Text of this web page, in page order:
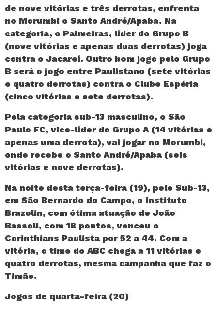
de nove vitórias e três derrotas, enfrenta
no Morumbi o Santo André/Apaba. Na
categoria, o Palmeiras, líder do Grupo B
(nove vitórias e apenas duas derrotas) joga
contra o Jacareí. Outro bom jogo pelo Grupo
B será o jogo entre Paulistano (sete vitórias
e quatro derrotas) contra o Clube Espéria
(cinco vitórias e sete derrotas).
Pela categoria sub-13 masculino, o São
Paulo FC, vice-líder do Grupo A (14 vitórias e
apenas uma derrota), vai jogar no Morumbi,
onde recebe o Santo André/Apaba (seis
vitórias e nove derrotas).
Na noite desta terça-feira (19), pelo Sub-13,
em São Bernardo do Campo, o Instituto
Brazolin, com ótima atuação de João
Bassoli, com 18 pontos, venceu o
Corinthians Paulista por 52 a 44. Com a
vitória, o time do ABC chega a 11 vitórias e
quatro derrotas, mesma campanha que faz o
Timão.
Jogos de quarta-feira (20)